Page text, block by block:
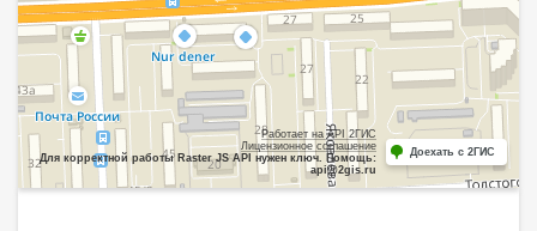
Работает на API 2ГИС
Лицензионное соглашение
Для корректной работы Raster JS API нужен ключ. Помощь:
api@2gis.ru
Доехать с 2ГИС